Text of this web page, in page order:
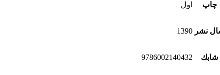
چاپ اول
نشر 1390
شابك 9786002140432